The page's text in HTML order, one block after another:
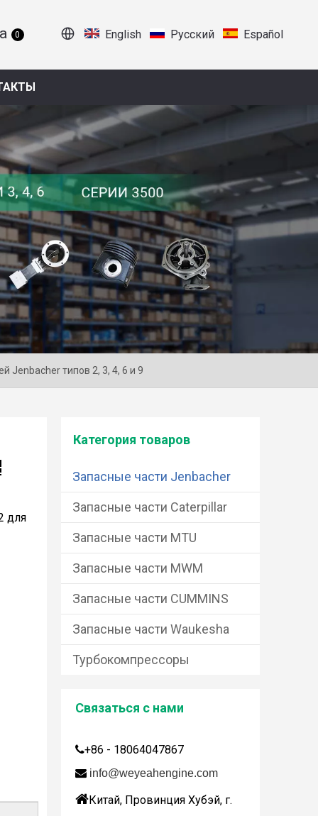
0 English Pусский Español
Jenbacher типов 2, 3, 4, 6 и 9
для
Категория товаров
Запасные части Jenbacher
Запасные части Caterpillar
Запасные части MTU
Запасные части MWM
Запасные части CUMMINS
Запасные части Waukesha
Турбокомпрессоры
Связаться с нами
+86 - 18064047867
 info@weyeahengine.com
Китай, Провинция Хубэй, г.